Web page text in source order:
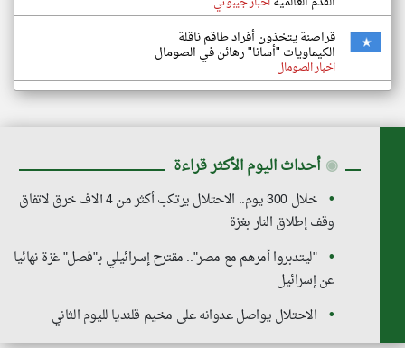
قراصنة يتخذون أفراد طاقم ناقلة
الكيماويات "أسانا" رهائن في الصومال
اخبار الصومال
◉ أحداث اليوم الأكثر قراءة
خلال 300 يوم.. الاحتلال يرتكب أكثر من 4 آلاف خرق لاتفاق
وقف إطلاق النار بغزة
"ليتدبروا أمرهم مع مصر".. مقترح إسرائيلي بـ"فصل" غزة نهائيا
عن إسرائيل
الاحتلال يواصل عدوانه على مخيم قلنديا لليوم الثاني